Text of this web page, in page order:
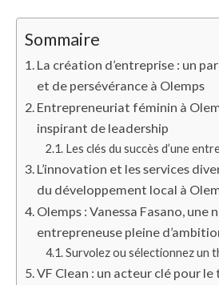
Sommaire
La création d’entreprise : un
et de persévérance à Olemps
Entrepreneuriat féminin à
inspirant de leadership
Les clés du succès d’une
L’innovation et les services
du développement local à
Olemps : Vanessa Fasano, une
entrepreneuse pleine
Survolez ou sélectionnez un
VF Clean : un acteur clé pour